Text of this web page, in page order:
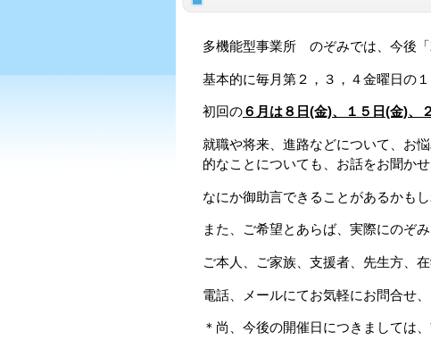
多機能型事業所 のぞみでは、今後「
基本的に毎月第２，３，４金曜日の
初回の６月は８日(金)、１５日(金)、
就職や将来、進路などについて、お
的なことについても、お話をお聞か
なにか御助言できることがあるかもし
また、ご希望とあらば、実際にのぞ
ご本人、ご家族、支援者、先生方、
電話、メールにてお気軽にお問合せ、
＊尚、今後の開催日につきましては